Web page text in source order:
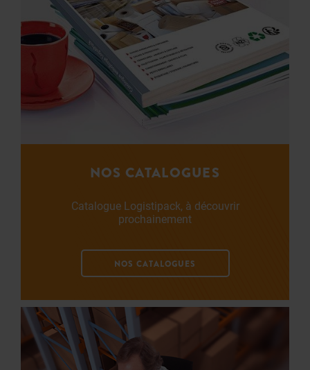
NOS CATALOGUES
Catalogue Logistipack, à découvrir
prochainement
NOS CATALOGUES